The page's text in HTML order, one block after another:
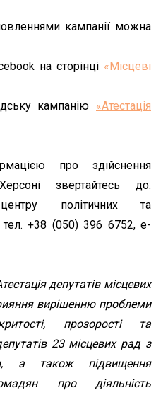
кампанії можна
на сторінці «Місцеві
кампанію «Атестація
про здійснення
звертайтесь до:
політичних та
тел. +38 (050) 396 6752, e-
депутатів місцевих
вирішенню проблеми
прозорості та
23 місцевих рад з
а також підвищення
про діяльність